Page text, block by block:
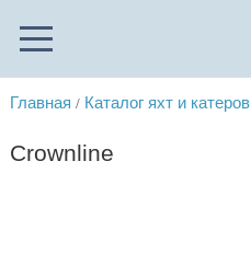
Главная / Каталог яхт и катеров
Crownline